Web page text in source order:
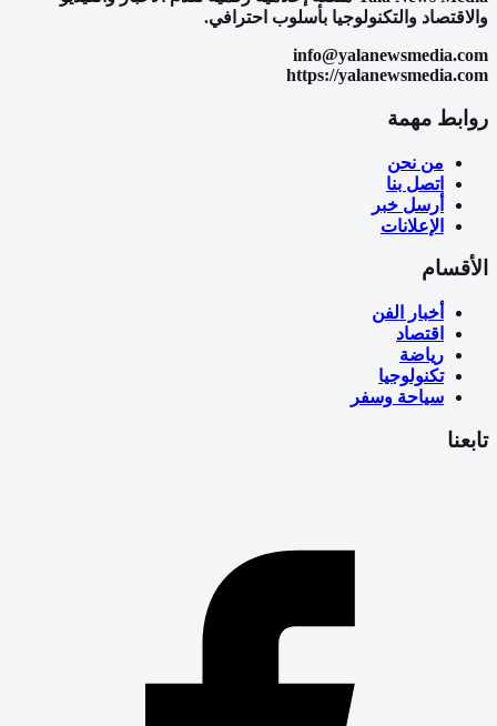
والاقتصاد والتكنولوجيا بأسلوب احترافي.
info@yalanewsmedia.com
https://yalanewsmedia.com
روابط مهمة
من نحن
اتصل بنا
أرسل خبر
الإعلانات
الأقسام
أخبار الفن
اقتصاد
رياضة
تكنولوجيا
سياحة وسفر
تابعنا